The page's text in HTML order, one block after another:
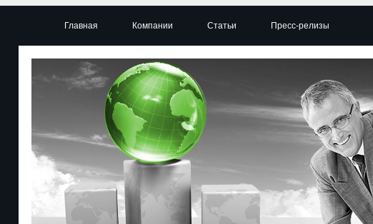
Главная Компании Статьи Пресс-релизы